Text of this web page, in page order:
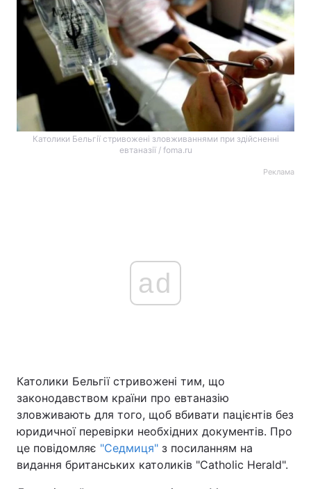
Католики Бельгії стривожені зловживаннями при здійсненні
евтаназії / foma.ru
Реклама
ad
Католики Бельгії стривожені тим, що
законодавством країни про евтаназію
зловживають для того, щоб вбивати пацієнтів без
юридичної перевірки необхідних документів. Про
це повідомляє "Седмиця" з посиланням на
видання британських католиків "Catholic Herald".